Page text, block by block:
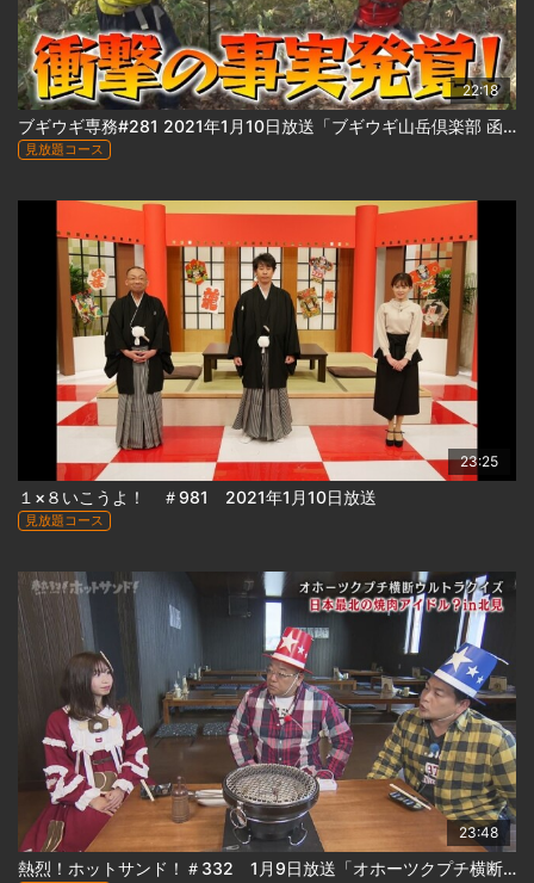
22:18
ブギウギ専務#281 2021年1月10日放送「ブギウギ山岳倶楽部 函館山編②」
見放題コース
23:25
１×８いこうよ！ ＃981 2021年1月10日放送
見放題コース
23:48
熱烈！ホットサンド！＃332 1月9日放送「オホーツクプチ横断ウルトラクイズ 美幌＆北見編」